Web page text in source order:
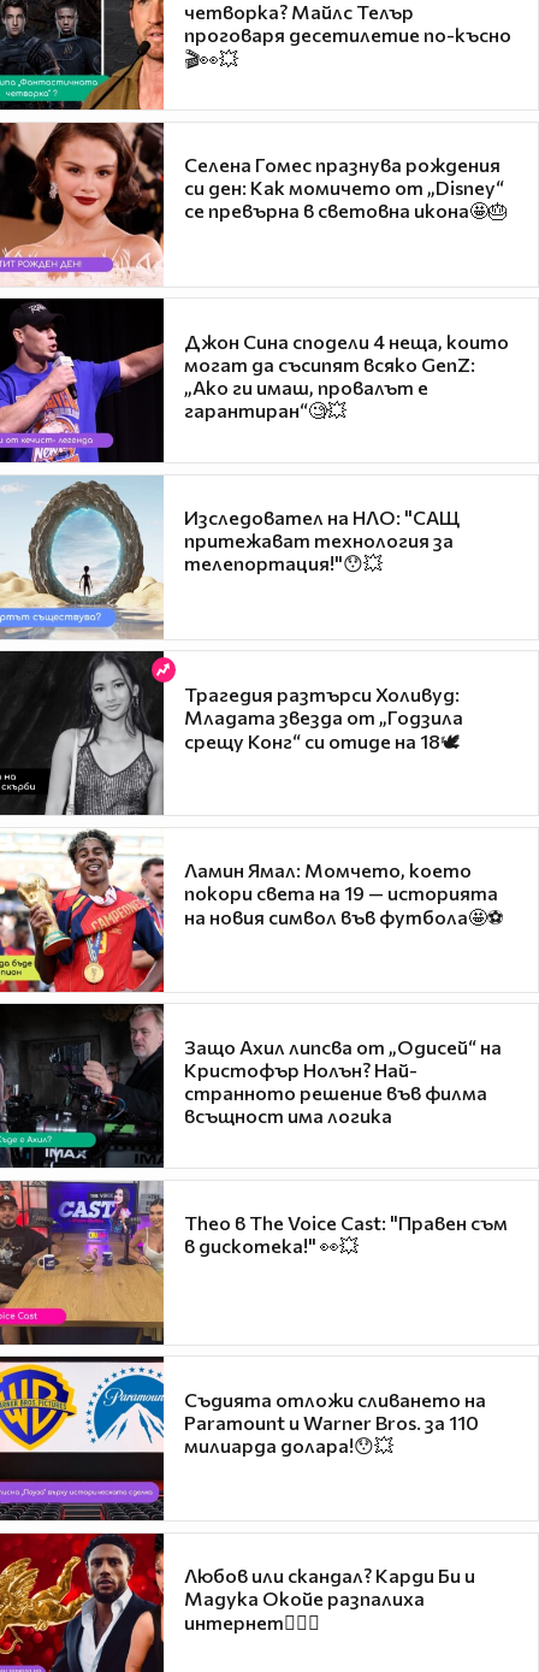
четворка? Майлс Телър
проговаря десетилетие по-късно
🎬👀💥
Селена Гомес празнува рождения
си ден: Как момичето от „Disney“
се превърна в световна икона🤩🎂
Джон Сина сподели 4 неща, които
могат да съсипят всяко GenZ:
„Ако ги имаш, провалът е
гарантиран“🧐💥
Изследовател на НЛО: "САЩ
притежават технология за
телепортация!"😯💥
Трагедия разтърси Холивуд:
Младата звезда от „Годзила
срещу Конг“ си отиде на 18🕊️
Ламин Ямал: Момчето, което
покори света на 19 — историята
на новия символ във футбола🤩⚽
Защо Ахил липсва от „Одисей“ на
Кристофър Нолън? Най-
странното решение във филма
всъщност има логика
Theo в The Voice Cast: "Правен съм
в дискотека!" 👀💥
Съдията отложи сливането на
Paramount и Warner Bros. за 110
милиарда долара!😯💥
Любов или скандал? Карди Би и
Мадука Окойе разпалиха
интернет❤️‍🔥🔥